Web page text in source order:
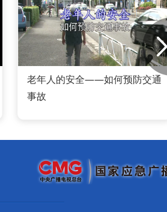
老年人的安全——如何预防交通
事故